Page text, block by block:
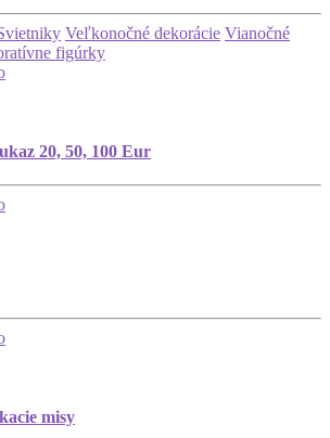
Veľkonočné dekorácie Vianočné
figúrky
20, 50, 100 Eur
misy